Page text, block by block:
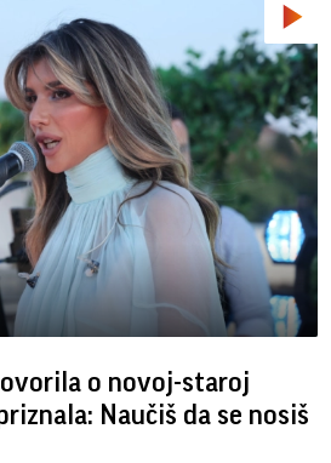
o novoj-staroj
Naučiš da se nosiš